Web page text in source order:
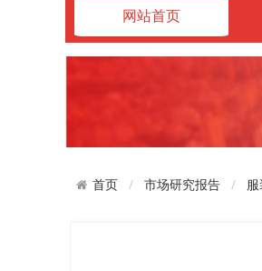
网站首页
首页 市场研究报告